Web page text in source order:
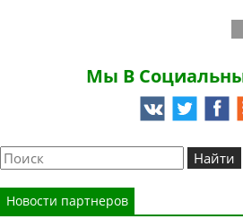
Мы В
Новости партнеров